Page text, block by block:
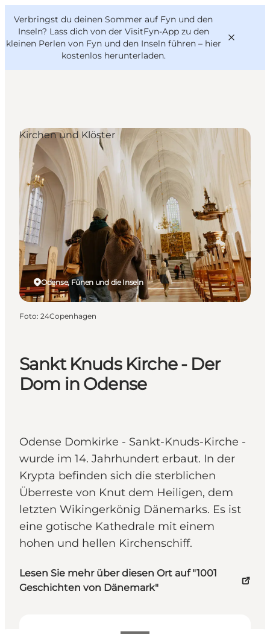
Verbringst du deinen Sommer auf Fyn und den
Inseln? Lass dich von der VisitFyn-App zu den
kleinen Perlen von Fyn und den Inseln führen – hier
kostenlos herunterladen.
Reise Ideen
Outdoor & bike
Essen & trinken
Übernachtung
VisitFyn
Deutsch
Sankt Knuds Kirche - Der
Dom in Odense
Odense Domkirke - Sankt-Knuds-Kirche -
wurde im 14. Jahrhundert erbaut. In der
Krypta befinden sich die sterblichen
Überreste von Knut dem Heiligen, dem
letzten Wikingerkönig Dänemarks. Es ist
eine gotische Kathedrale mit einem
hohen und hellen Kirchenschiff.
Lesen Sie mehr über diesen Ort auf "1001
Geschichten von Dänemark"
Odense, Fünen und die Inseln
Kirchen und Klöster
Foto: 24Copenhagen